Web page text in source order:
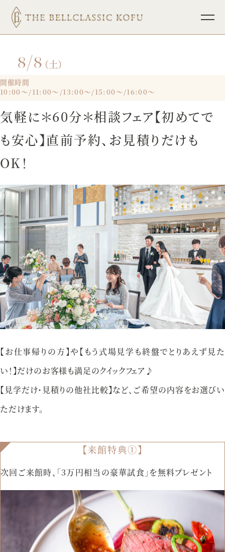
ご不明な点やご相談など、
ブライダルフェア
ベルクラシック甲府
山梨県甲府市丸の内1-1-17
TOP
料理
ドレス
プラン
フォトウェディング
インフォメーション
アクセス
ご参列の皆さまへ
プライバシーポリシー
採用情報
8/8 （土）
開催時間
10:00～/11:00～/13:00～/15:00～/16:00～
気軽に＊60分＊相談フェア【初めてで
も安心】直前予約、お見積りだけも
OK！
【お仕事帰りの方】や【もう式場見学も終盤でとりあえず見た
い！】だけのお客様も満足のクイックフェア♪
【見学だけ・見積りの他社比較】など、ご希望の内容をお選びい
ただけます。
【来館特典①】
次回ご来館時、「3万円相当の豪華試食」を無料プレゼント